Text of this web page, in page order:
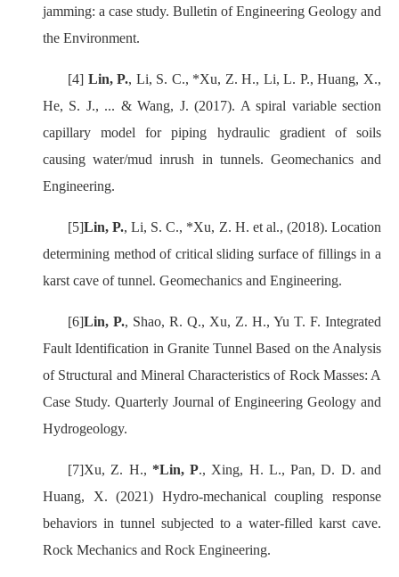
jamming: a case study. Bulletin of Engineering Geology and
the Environment.
[4] Lin, P., Li, S. C., *Xu, Z. H., Li, L. P., Huang, X.,
He, S. J., ... & Wang, J. (2017). A spiral variable section
capillary model for piping hydraulic gradient of soils
causing water/mud inrush in tunnels. Geomechanics and
Engineering.
[5]Lin, P., Li, S. C., *Xu, Z. H. et al., (2018). Location
determining method of critical sliding surface of fillings in a
karst cave of tunnel. Geomechanics and Engineering.
[6]Lin, P., Shao, R. Q., Xu, Z. H., Yu T. F. Integrated
Fault Identification in Granite Tunnel Based on the Analysis
of Structural and Mineral Characteristics of Rock Masses: A
Case Study. Quarterly Journal of Engineering Geology and
Hydrogeology.
[7]Xu, Z. H., *Lin, P., Xing, H. L., Pan, D. D. and
Huang, X. (2021) Hydro-mechanical coupling response
behaviors in tunnel subjected to a water-filled karst cave.
Rock Mechanics and Rock Engineering.